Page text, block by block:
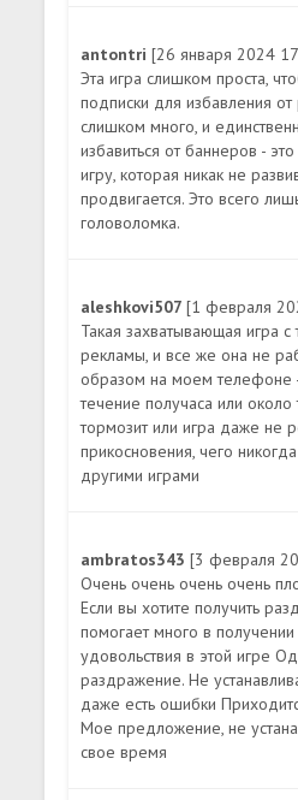
antontri[26 января 2024
Эта игра слишком проста,
подписки для избавления
слишком много, и
избавиться от баннеров -
игру, которая никак не
продвигается. Это всего
головоломка.
aleshkovi507[1 февраля
Такая захватывающая игра с
рекламы, и все же она не
образом на моем телефоне
течение получаса или около
тормозит или игра даже не
прикосновения, чего
другими играми
ambratos343[3 февраля
Очень очень очень очень
Если вы хотите получить
помогает много в
удовольствия в этой игре
раздражение. Не
даже есть ошибки
Мое предложение, не
свое время